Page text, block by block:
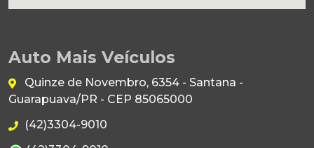
Auto Mais Veículos
Quinze de Novembro, 6354 - Santana -
Guarapuava/PR - CEP 85065000
(42)3304-9010